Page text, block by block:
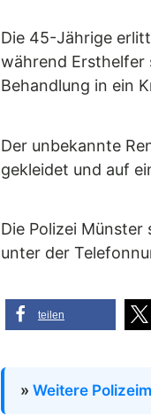
Die 45-Jährige
während Ersthelfer
Behandlung in ein
Der unbekannte
gekleidet und auf
Die Polizei
unter der
teilen
» Weitere